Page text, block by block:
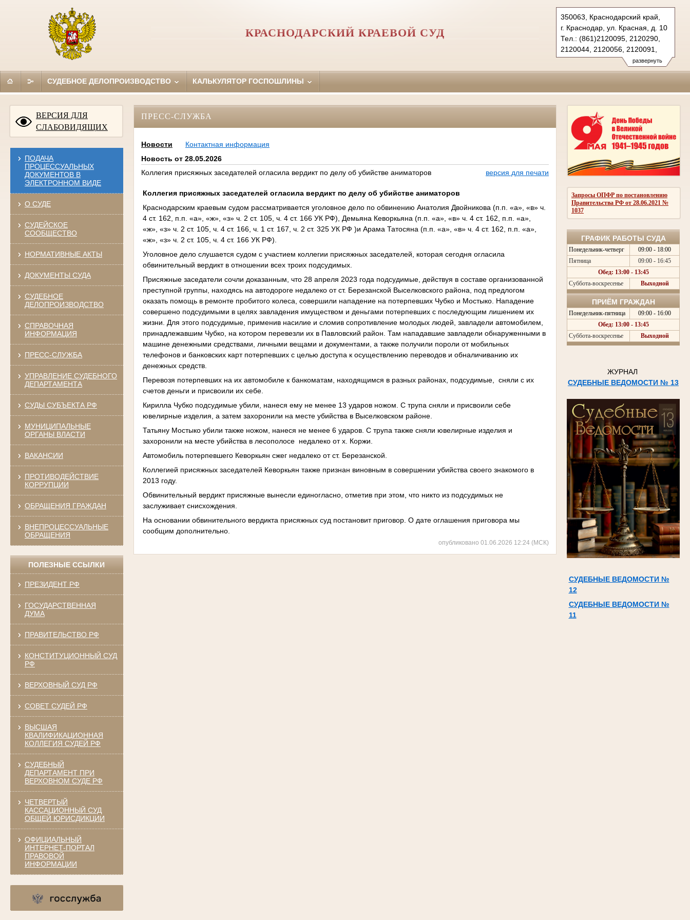
развернуть
350063, Краснодарский край,
г. Краснодар, ул. Красная, д. 10
Тел.: (861)2120095, 2120290,
2120044, 2120056, 2120091,
2683150(ф.)
kubansud@sudrf.ru
КРАСНОДАРСКИЙ КРАЕВОЙ СУД
СУДЕБНОЕ ДЕЛОПРОИЗВОДСТВО КАЛЬКУЛЯТОР ГОСПОШЛИНЫ
ВЕРСИЯ ДЛЯ
СЛАБОВИДЯЩИХ
ПОДАЧА
ПРОЦЕССУАЛЬНЫХ
ДОКУМЕНТОВ В
ЭЛЕКТРОННОМ ВИДЕ
О СУДЕ
СУДЕЙСКОЕ
СООБЩЕСТВО
НОРМАТИВНЫЕ АКТЫ
ДОКУМЕНТЫ СУДА
СУДЕБНОЕ
ДЕЛОПРОИЗВОДСТВО
СПРАВОЧНАЯ
ИНФОРМАЦИЯ
ПРЕСС-СЛУЖБА
УПРАВЛЕНИЕ СУДЕБНОГО
ДЕПАРТАМЕНТА
СУДЫ СУБЪЕКТА РФ
МУНИЦИПАЛЬНЫЕ
ОРГАНЫ ВЛАСТИ
ВАКАНСИИ
ПРОТИВОДЕЙСТВИЕ
КОРРУПЦИИ
ОБРАЩЕНИЯ ГРАЖДАН
ВНЕПРОЦЕССУАЛЬНЫЕ
ОБРАЩЕНИЯ
ПОЛЕЗНЫЕ ССЫЛКИ
ПРЕЗИДЕНТ РФ
ГОСУДАРСТВЕННАЯ
ДУМА
ПРАВИТЕЛЬСТВО РФ
КОНСТИТУЦИОННЫЙ СУД
РФ
ВЕРХОВНЫЙ СУД РФ
СОВЕТ СУДЕЙ РФ
ВЫСШАЯ
КВАЛИФИКАЦИОННАЯ
КОЛЛЕГИЯ СУДЕЙ РФ
СУДЕБНЫЙ
ДЕПАРТАМЕНТ ПРИ
ВЕРХОВНОМ СУДЕ РФ
ЧЕТВЕРТЫЙ
КАССАЦИОННЫЙ СУД
ОБЩЕЙ ЮРИСДИКЦИИ
ОФИЦИАЛЬНЫЙ
ИНТЕРНЕТ-ПОРТАЛ
ПРАВОВОЙ
ИНФОРМАЦИИ
Запросы ОПФР по постановлению
Правительства РФ от 28.06.2021 №
1037
ГРАФИК РАБОТЫ СУДА
Понедельник-четверг
09:00 - 18:00
Пятница
09:00 - 16:45
Обед: 13:00 - 13:45
Суббота-воскресенье
Выходной
ПРИЁМ ГРАЖДАН
Понедельник-пятница
09:00 - 16:00
Обед: 13:00 - 13:45
Суббота-воскресенье
Выходной
ЖУРНАЛ
СУДЕБНЫЕ ВЕДОМОСТИ № 13
СУДЕБНЫЕ ВЕДОМОСТИ №
12
СУДЕБНЫЕ ВЕДОМОСТИ №
11
ПРЕСС-СЛУЖБА
Новости
Контактная информация
Новость от 28.05.2026
Коллегия присяжных заседателей огласила вердикт по делу об убийстве аниматоров
версия для печати
Коллегия присяжных заседателей огласила вердикт по делу об убийстве аниматоров
Краснодарским краевым судом рассматривается уголовное дело по обвинению Анатолия Двойникова (п.п. «а», «в» ч.
4 ст. 162, п.п. «а», «ж», «з» ч. 2 ст. 105, ч. 4 ст. 166 УК РФ), Демьяна Кеворкьяна (п.п. «а», «в» ч. 4 ст. 162, п.п. «а»,
«ж», «з» ч. 2 ст. 105, ч. 4 ст. 166, ч. 1 ст. 167, ч. 2 ст. 325 УК РФ )и Арама Татосяна (п.п. «а», «в» ч. 4 ст. 162, п.п. «а»,
«ж», «з» ч. 2 ст. 105, ч. 4 ст. 166 УК РФ).
Уголовное дело слушается судом с участием коллегии присяжных заседателей, которая сегодня огласила
обвинительный вердикт в отношении всех троих подсудимых.
Присяжные заседатели сочли доказанным, что 28 апреля 2023 года подсудимые, действуя в составе организованной
преступной группы, находясь на автодороге недалеко от ст. Березанской Выселковского района, под предлогом
оказать помощь в ремонте пробитого колеса, совершили нападение на потерпевших Чубко и Мостыко. Нападение
совершено подсудимыми в целях завладения имуществом и деньгами потерпевших с последующим лишением их
жизни. Для этого подсудимые, применив насилие и сломив сопротивление молодых людей, завладели автомобилем,
принадлежавшим Чубко, на котором перевезли их в Павловский район. Там нападавшие завладели обнаруженными в
машине денежными средствами, личными вещами и документами, а также получили пороли от мобильных
телефонов и банковских карт потерпевших с целью доступа к осуществлению переводов и обналичиванию их
денежных средств.
Перевозя потерпевших на их автомобиле к банкоматам, находящимся в разных районах, подсудимые, сняли с их
счетов деньги и присвоили их себе.
Кирилла Чубко подсудимые убили, нанеся ему не менее 13 ударов ножом. С трупа сняли и присвоили себе
ювелирные изделия, а затем захоронили на месте убийства в Выселковском районе.
Татьяну Мостыко убили также ножом, нанеся не менее 6 ударов. С трупа также сняли ювелирные изделия и
захоронили на месте убийства в лесополосе недалеко от х. Коржи.
Автомобиль потерпевшего Кеворкьян сжег недалеко от ст. Березанской.
Коллегией присяжных заседателей Кеворкьян также признан виновным в совершении убийства своего знакомого в
2013 году.
Обвинительный вердикт присяжные вынесли единогласно, отметив при этом, что никто из подсудимых не
заслуживает снисхождения.
На основании обвинительного вердикта присяжных суд постановит приговор. О дате оглашения приговора мы
сообщим дополнительно.
опубликовано 01.06.2026 12:24 (МСК)